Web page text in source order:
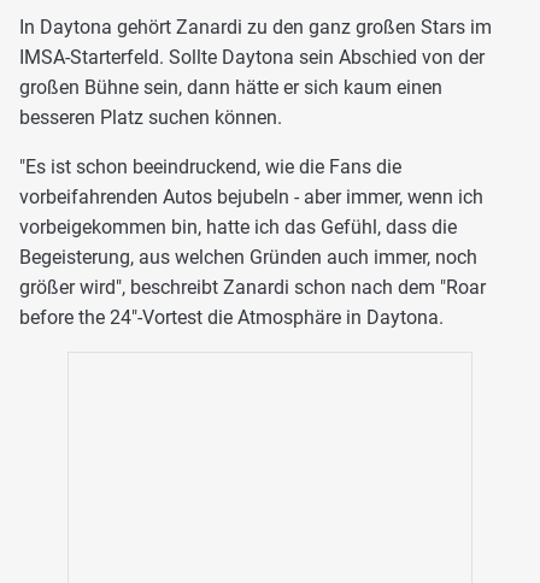
In Daytona gehört Zanardi zu den ganz großen Stars im
IMSA-Starterfeld. Sollte Daytona sein Abschied von der
großen Bühne sein, dann hätte er sich kaum einen
besseren Platz suchen können.
"Es ist schon beeindruckend, wie die Fans die
vorbeifahrenden Autos bejubeln - aber immer, wenn ich
vorbeigekommen bin, hatte ich das Gefühl, dass die
Begeisterung, aus welchen Gründen auch immer, noch
größer wird", beschreibt Zanardi schon nach dem "Roar
before the 24"-Vortest die Atmosphäre in Daytona.